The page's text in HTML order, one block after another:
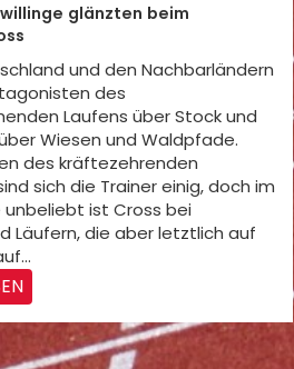
glänzten beim
und den Nachbarländern
des
Laufens über Stock und
Wiesen und Waldpfade.
des kräftezehrenden
sich die Trainer einig, doch im
ist Cross bei
Läufern, die aber letztlich auf